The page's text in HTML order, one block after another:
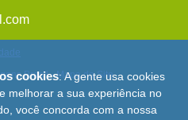
Brasil -Mapa do Site
cookies: A gente usa cookies
melhorar a sua experiência no
você concorda com a nossa